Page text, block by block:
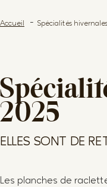
Accueil Spécialités
2025
ELLES SONT DE
Les planches de